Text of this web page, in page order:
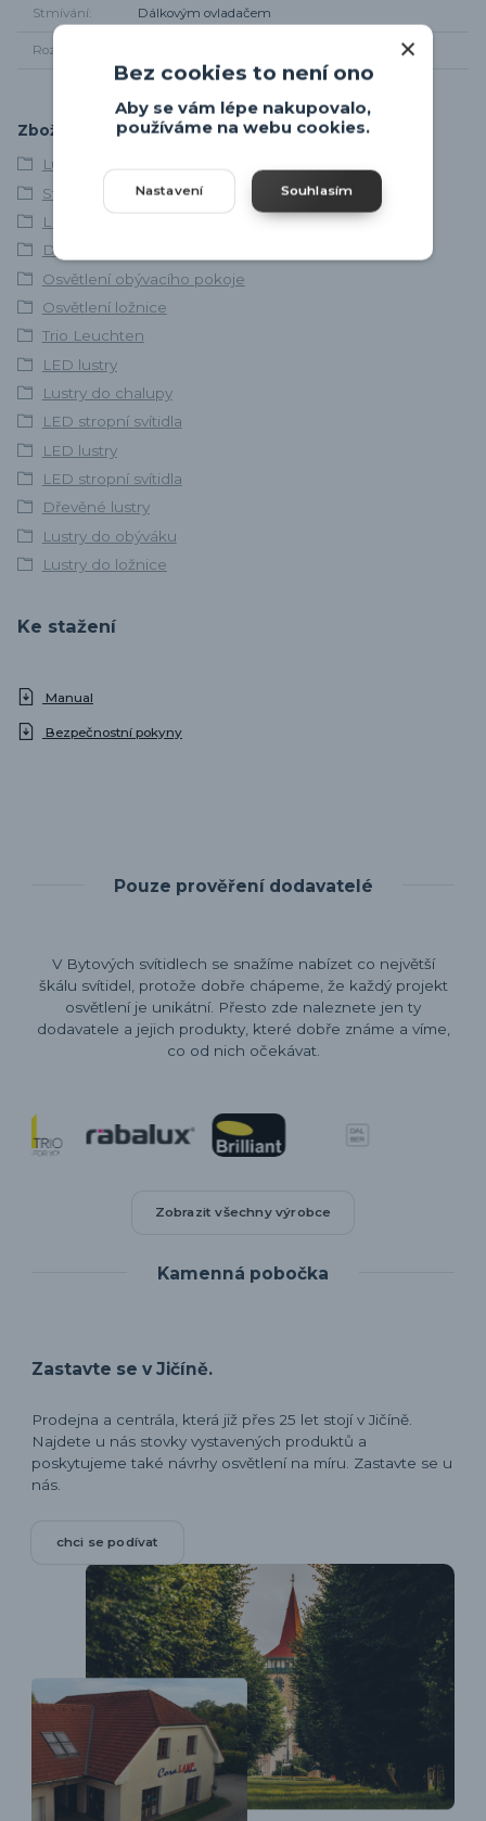
Stmívání Dálkovým ovladačem
Rozměr svítidla
Zboží zařazeno v kategoriích
Lustry a závěsná svítidla
Stropní svítidla
LED svítidla
Dřevěná svítidla
Osvětlení obývacího pokoje
Osvětlení ložnice
Trio Leuchten
LED lustry
Lustry do chalupy
LED stropní svítidla
LED lustry
LED stropní svítidla
Dřevěné lustry
Lustry do obýváku
Lustry do ložnice
Ke stažení
Manual
Bezpečnostní pokyny
Pouze prověření dodavatelé
V Bytových svítidlech se snažíme nabízet co největší
škálu svítidel, protože dobře chápeme, že každý projekt
osvětlení je unikátní. Přesto zde naleznete jen ty
dodavatele a jejich produkty, které dobře známe a víme,
co od nich očekávat.
Zobrazit všechny výrobce
Kamenná pobočka
Zastavte se v Jičíně.
Prodejna a centrála, která již přes 25 let stojí v Jičíně.
Najdete u nás stovky vystavených produktů a
poskytujeme také návrhy osvětlení na míru. Zastavte se u
nás.
chci se podívat
Bez cookies to není ono
Aby se vám lépe nakupovalo,
používáme na webu cookies.
Nastavení Souhlasím